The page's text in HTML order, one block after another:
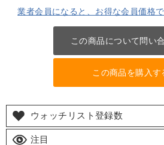
業者会員になると、お得な会員価格
この商品について問い
この商品を購入す
ウォッチリスト登録数
注目